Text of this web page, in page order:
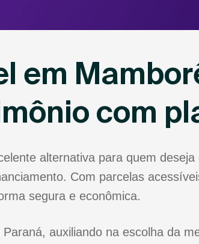
em
com
alternativa para quem
Com parcelas
segura e econômica.
auxiliando na escolha da